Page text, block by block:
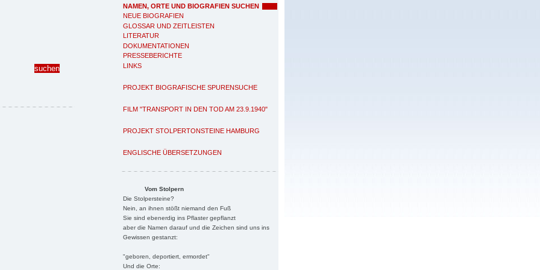
NAMEN, ORTE UND BIOGRAFIEN SUCHEN
NEUE BIOGRAFIEN
GLOSSAR UND ZEITLEISTEN
LITERATUR
DOKUMENTATIONEN
PRESSEBERICHTE
LINKS
PROJEKT BIOGRAFISCHE SPURENSUCHE
FILM "TRANSPORT IN DEN TOD AM 23.9.1940"
PROJEKT STOLPERTONSTEINE HAMBURG
ENGLISCHE ÜBERSETZUNGEN
Vom Stolpern
Die Stolpersteine?
Nein, an ihnen stößt niemand den Fuß
Sie sind ebenerdig ins Pflaster gepflanzt
aber die Namen darauf und die Zeichen sind uns ins
Gewissen gestanzt:
"geboren, deportiert, ermordet"
Und die Orte: